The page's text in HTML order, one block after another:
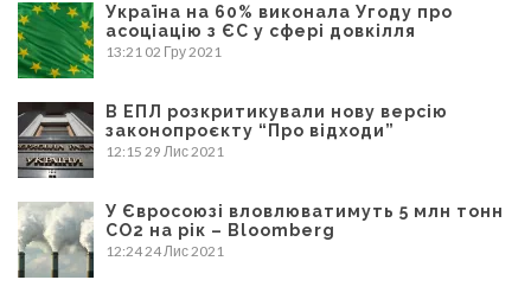
Україна на 60% виконала Угоду про
асоціацію з ЄС у сфері довкілля
13:21 02 Гру 2021
В ЕПЛ розкритикували нову версію
законопроєкту “Про відходи”
12:15 29 Лис 2021
У Євросоюзі вловлюватимуть 5 млн тонн
CO2 на рік – Bloomberg
12:24 24 Лис 2021